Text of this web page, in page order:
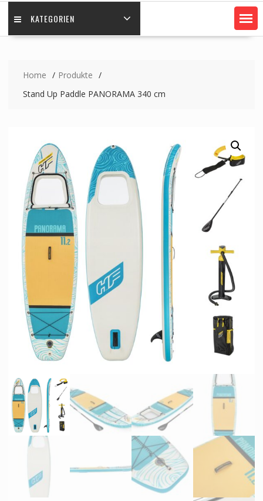
KATEGORIEN
Home
Produkte
Stand Up Paddle PANORAMA 340 cm